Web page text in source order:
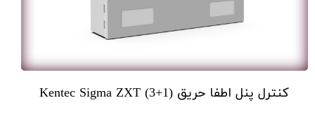
کنترل پنل اطفا حریق Kentec Sigma ZXT (3+1)